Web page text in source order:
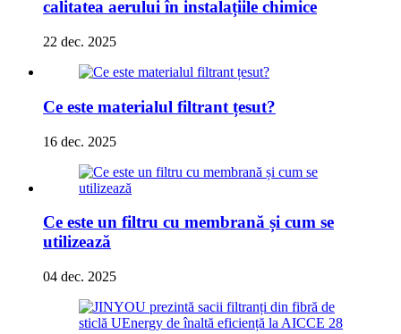
calitatea aerului în instalațiile chimice
22 dec. 2025
Ce este materialul filtrant țesut?
16 dec. 2025
Ce este un filtru cu membrană și cum se
utilizează
04 dec. 2025